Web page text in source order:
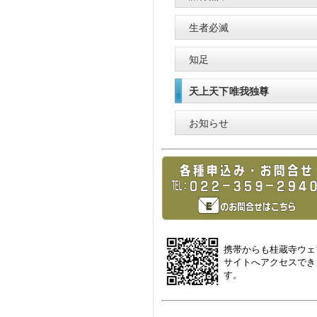
生者必滅
知足
天上天下唯我独尊
お知らせ
携帯からも桂蔵寺ウ
サイトへアクセスで
す。